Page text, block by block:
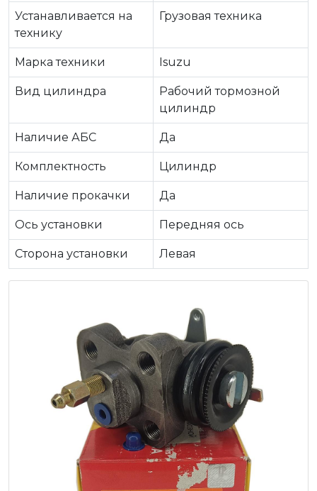
Устанавливается на
технику
Грузовая техника
Марка техники Isuzu
Вид цилиндра
Рабочий тормозной
цилиндр
Наличие АБС Да
Комплектность Цилиндр
Наличие прокачки Да
Ось установки Передняя ось
Сторона установки Левая